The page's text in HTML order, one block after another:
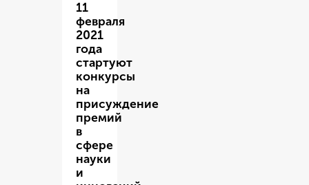
11
февраля
2021
года
стартуют
конкурсы
на
присуждение
премий
в
сфере
науки
и